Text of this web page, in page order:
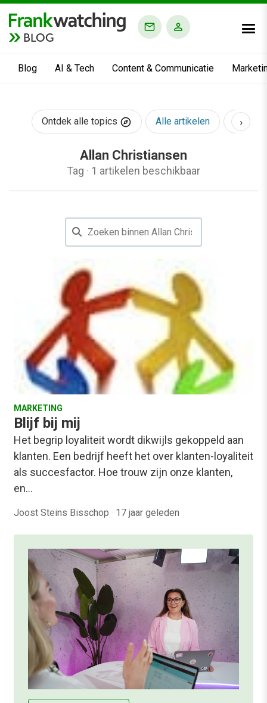
BLOG
Blog AI & Tech Content & Communicatie
Ontdek alle topics Alle artikelen AI &
›
Allan Christiansen
Tag · 1 artikelen beschikbaar
MARKETING
Blijf bij mij
Het begrip loyaliteit wordt dikwijls gekoppeld aan
klanten. Een bedrijf heeft het over klanten-loyaliteit
als succesfactor. Hoe trouw zijn onze klanten,
en…
Joost Steins Bisschop · 17 jaar geleden